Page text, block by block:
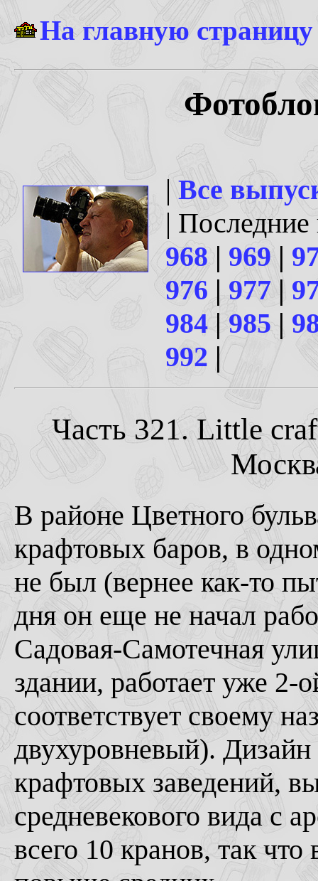
На главную
|Все
|
968| 969|
976 | 977 |
984 | 985|
992 |
Часть 321. Little
В районе Цветного
крафтовых баров, в
не был (вернее как-то
дня он еще не начал
Садовая-Самотечная
здании, работает уже 2-
соответствует своему
двухуровневый). Дизайн
крафтовых заведений,
средневекового вида с
всего 10 кранов, так